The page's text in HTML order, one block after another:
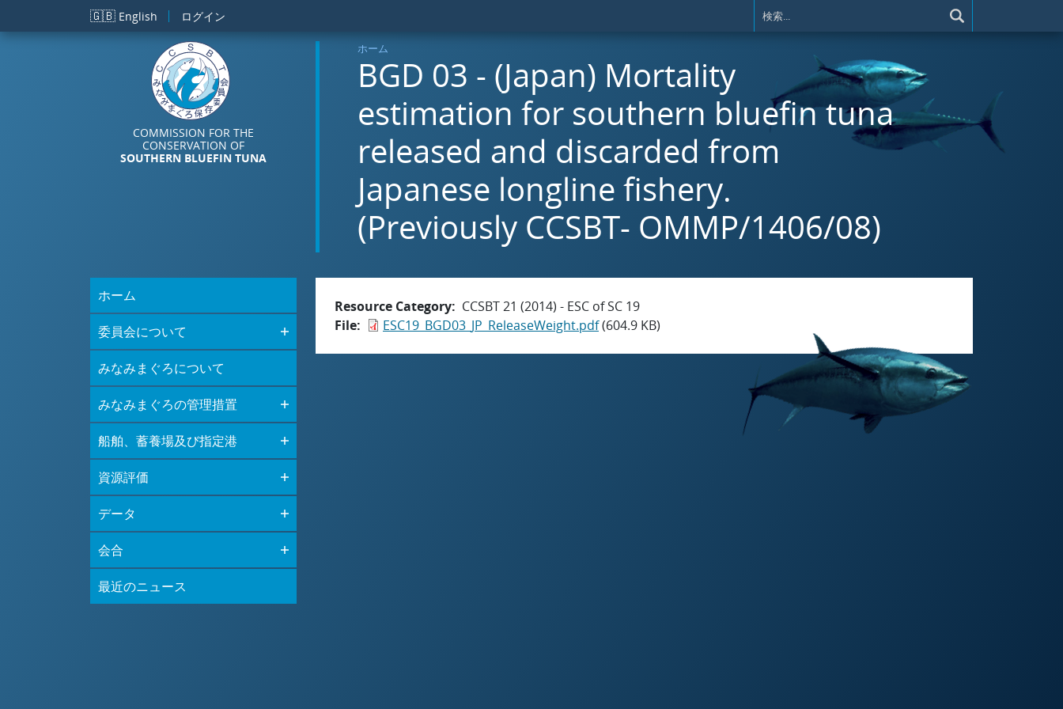
メインコンテンツに移動
🇬🇧 English ログイン
COMMISSION FOR THE
CONSERVATION OF
SOUTHERN BLUEFIN TUNA
ホーム
BGD 03 - (Japan) Mortality
estimation for southern bluefin tuna
released and discarded from
Japanese longline fishery.
(Previously CCSBT- OMMP/1406/08)
ホーム
委員会について
みなみまぐろについて
みなみまぐろの管理措置
船舶、蓄養場及び指定港
資源評価
データ
会合
最近のニュース
Resource Category
CCSBT 21 (2014) - ESC of SC 19
File
ESC19_BGD03_JP_ReleaseWeight.pdf(604.9 KB)